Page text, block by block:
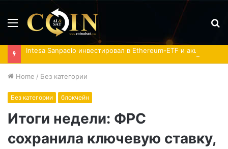
Menu
Home / Без категории
Без категории блокчейн
Итоги недели: ФРС
сохранила ключевую ставку,